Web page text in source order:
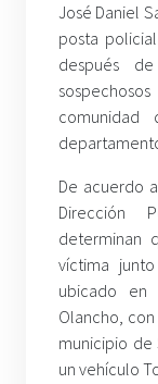
José Daniel
posta
después
comunidad
De acuerdo
Dirección
determinan
víctima
ubicado
Olancho,
municipio de
un vehículo